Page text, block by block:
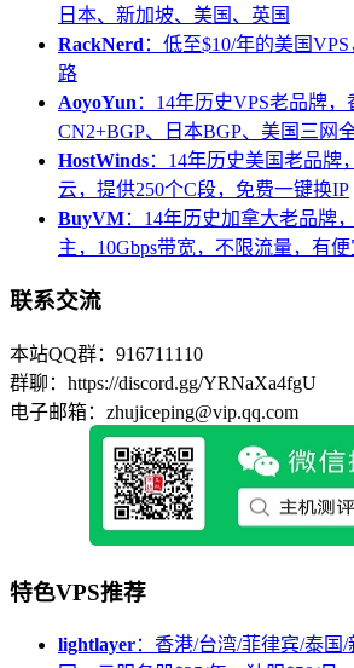
日本、新加坡、美国、英国
RackNerd ：低至$10/年的美国
路
AoyoYun ：14年历史VPS老品牌
CN2+BGP、日本BGP、美国三网
HostWinds：14年历史美国老品牌
云，提供250个C段，免费一键换IP
BuyVM：14年历史加拿大老品牌
主，10Gbps带宽，不限流量，有
联系交流
本站QQ群：916711110
群聊：https://discord.gg/YRNaXa4fgU
电子邮箱：zhujiceping@vip.qq.com
特色VPS推荐
lightlayer：香港/台湾/菲律宾/泰国